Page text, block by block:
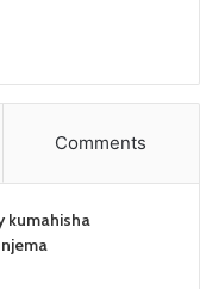
Comments
kumahisha